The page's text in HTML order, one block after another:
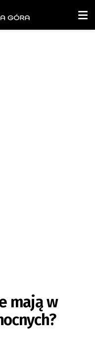
mają w